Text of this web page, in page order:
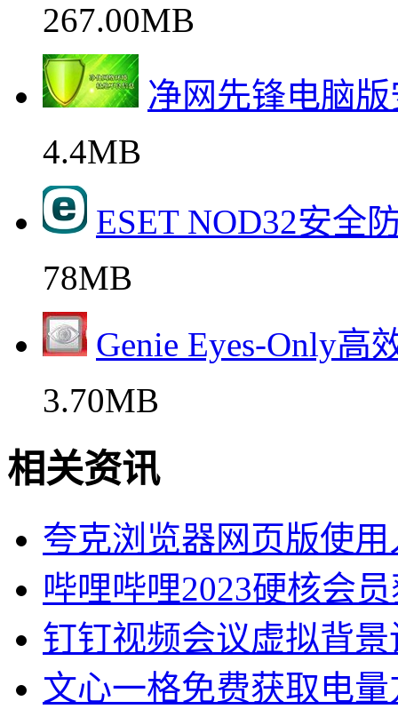
267.00MB
净网先锋电脑
4.4MB
ESET NOD32安全
78MB
Genie Eyes-Only高
3.70MB
相关资讯
夸克浏览器网页版使
哔哩哔哩2023硬核会
钉钉视频会议虚拟背景
文心一格免费获取电